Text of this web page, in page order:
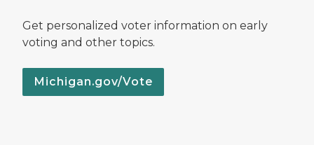
Get personalized voter information on early
voting and other topics.
Michigan.gov/Vote